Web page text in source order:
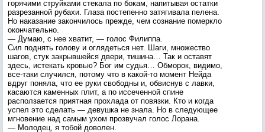
горячими струйками стекала по бокам, напитывая остатки
разрезанной рубахи. Глаза постепенно затягивала пелена.
Но наказание закончилось прежде, чем сознание померкло
окончательно.
— Думаю, с нее хватит, — голос Филиппа.
Сил поднять голову и оглядеться нет. Шаги, множество
шагов, стук закрывшейся двери, тишина… Так и оставят
здесь, истекать кровью? Бог им судья… Обморок, видимо,
все-таки случился, потому что в какой-то момент Нейда
вдруг поняла, что ее руки свободны и, обвиснув с лавки,
касаются каменных плит, а по иссеченной спине
расползается приятная прохлада от повязки. Кто и когда
успел это сделать — девушка не знала. Но в следующее
мгновение над самым ухом прозвучал голос Лорана.
— Молодец, я тобой доволен.